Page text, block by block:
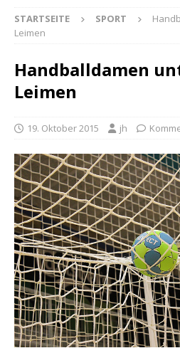
STARTSEITE SPORT
Leimen
Handballdamen
Leimen
19. Oktober 2015 jh